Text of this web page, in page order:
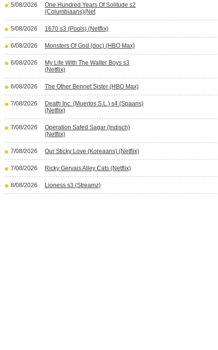
5/08/2026
One Hundred Years Of Solitude s2
(Columbiaans)(Net
5/08/2026 1670 s3 (Pools) (Netflix)
6/08/2026 Monsters Of God (doc) (HBO Max)
6/08/2026
My Life With The Walter Boys s3
(Netflix)
6/08/2026 The Other Bennet Sister (HBO Max)
7/08/2026
Death Inc. (Muertos S.L.) s4 (Spaans)
(Netflix)
7/08/2026
Operation Safed Sagar (Indisch)
(Netflix)
7/08/2026 Our Sticky Love (Koreaans) (Netflix)
7/08/2026 Ricky Gervais Alley Cats (Netflix)
8/08/2026 Lioness s3 (Streamz)